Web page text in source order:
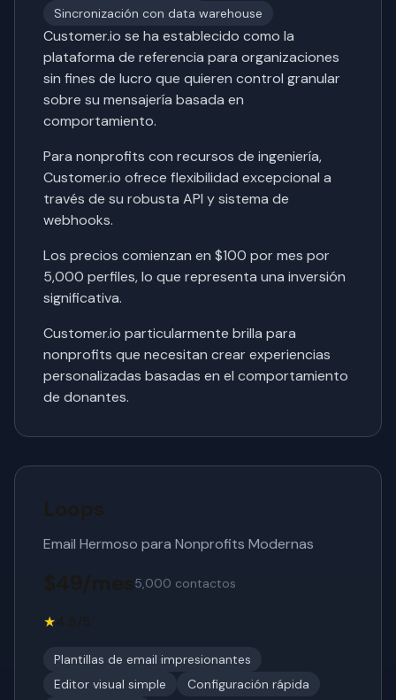
Sincronización con data warehouse
Customer.io se ha establecido como la
plataforma de referencia para organizaciones
sin fines de lucro que quieren control granular
sobre su mensajería basada en
comportamiento.
Para nonprofits con recursos de ingeniería,
Customer.io ofrece flexibilidad excepcional a
través de su robusta API y sistema de
webhooks.
Los precios comienzan en $100 por mes por
5,000 perfiles, lo que representa una inversión
significativa.
Customer.io particularmente brilla para
nonprofits que necesitan crear experiencias
personalizadas basadas en el comportamiento
de donantes.
Loops
Email Hermoso para Nonprofits Modernas
$49/mes5,000 contactos
★4.8/5
Plantillas de email impresionantes
Editor visual simple
Configuración rápida